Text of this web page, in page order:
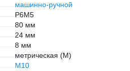
машинно-ручной
P6M5
80 мм
24 мм
8 мм
метрическая (М)
М10